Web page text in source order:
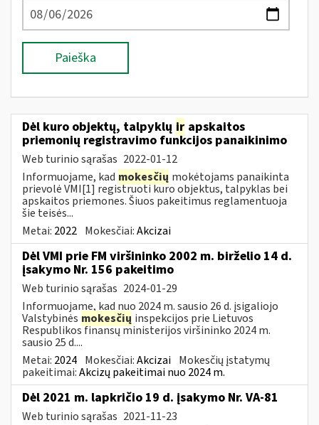
Paieška
Dėl kuro objektų, talpyklų ir apskaitos
priemonių registravimo funkcijos panaikinimo
Web turinio sąrašas 2022-01-12
Informuojame, kad mokesčių mokėtojams panaikinta
prievolė VMI[1] registruoti kuro objektus, talpyklas bei
apskaitos priemones. Šiuos pakeitimus reglamentuoja
šie teisės...
Metai: 2022 Mokesčiai:Akcizai
Dėl VMI prie FM viršininko 2002 m. birželio 14 d.
įsakymo Nr. 156 pakeitimo
Web turinio sąrašas 2024-01-29
Informuojame, kad nuo 2024 m. sausio 26 d. įsigaliojo
Valstybinės mokesčių inspekcijos prie Lietuvos
Respublikos finansų ministerijos viršininko 2024 m.
sausio 25 d....
Metai: 2024 Mokesčiai:Akcizai Mokesčių įstatymų
pakeitimai:Akcizų pakeitimai nuo 2024 m.
Dėl 2021 m. lapkričio 19 d. įsakymo Nr. VA-81
Web turinio sąrašas 2021-11-23